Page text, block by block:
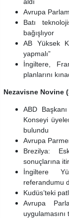
Avrupa
Batı
bağışlıyor
AB Yüksek
yapmalı”
İngiltere,
planlarını
Nezavisne Novine
ABD
Konseyi
bulundu
Avrupa
Brezilya:
sonuçlarına
İngiltere
referandumu
Kudüs’teki
Avrupa